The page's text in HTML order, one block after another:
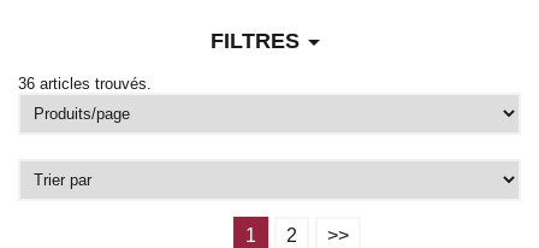
FILTRES arrow_drop_down
36 articles trouvés.
1 2 >>